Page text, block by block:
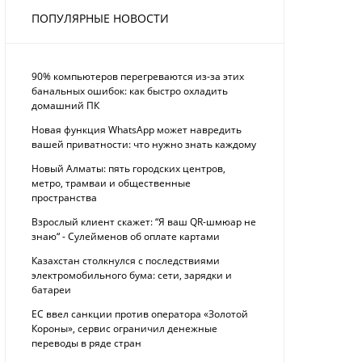
ПОПУЛЯРНЫЕ НОВОСТИ
90% компьютеров перегреваются из-за этих
банальных ошибок: как быстро охладить
домашний ПК
Новая функция WhatsApp может навредить
вашей приватности: что нужно знать каждому
Новый Алматы: пять городских центров,
метро, трамваи и общественные
пространства
Взрослый клиент скажет: “Я ваш QR-шмюар не
знаю“ - Сулейменов об оплате картами
Казахстан столкнулся с последствиями
электромобильного бума: сети, зарядки и
батареи
ЕС ввел санкции против оператора «Золотой
Короны», сервис ограничил денежные
переводы в ряде стран